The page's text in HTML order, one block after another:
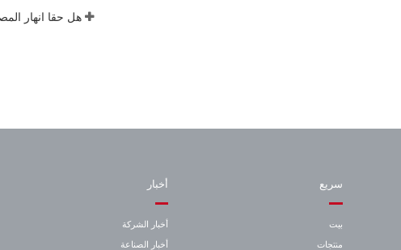
هل حقا انهار
أخبار
أخبار الشركة
أخبار الصناعة
سريع
بيت
منتجات